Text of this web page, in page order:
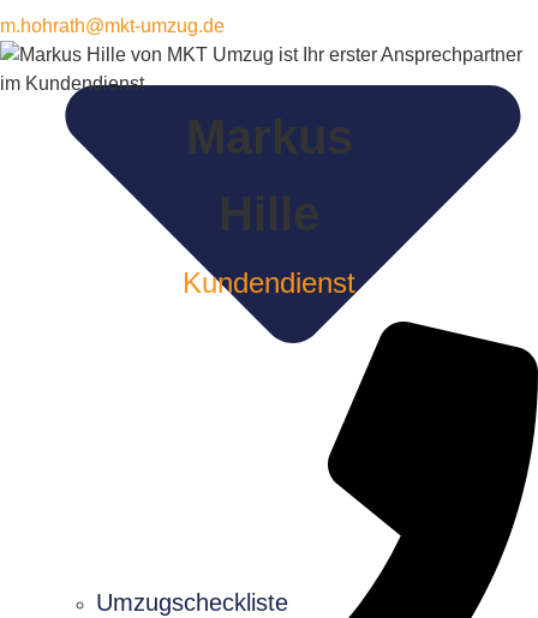
Umzugscheckliste
m.hohrath@mkt-umzug.de
Markus
Hille
Kundendienst